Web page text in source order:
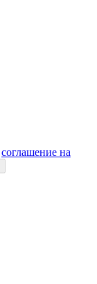
соглашение на